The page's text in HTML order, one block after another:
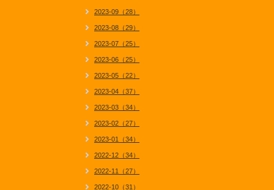
2023-09（28）
2023-08（29）
2023-07（25）
2023-06（25）
2023-05（22）
2023-04（37）
2023-03（34）
2023-02（27）
2023-01（34）
2022-12（34）
2022-11（27）
2022-10（31）